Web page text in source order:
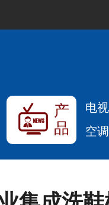
产
品
电视
空调